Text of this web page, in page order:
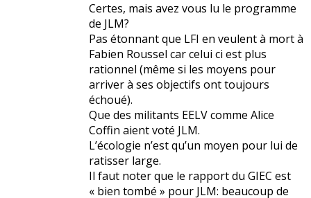
Certes, mais avez vous lu le programme
de JLM?
Pas étonnant que LFI en veulent à mort à
Fabien Roussel car celui ci est plus
rationnel (même si les moyens pour
arriver à ses objectifs ont toujours
échoué).
Que des militants EELV comme Alice
Coffin aient voté JLM.
L’écologie n’est qu’un moyen pour lui de
ratisser large.
Il faut noter que le rapport du GIEC est
« bien tombé » pour JLM: beaucoup de